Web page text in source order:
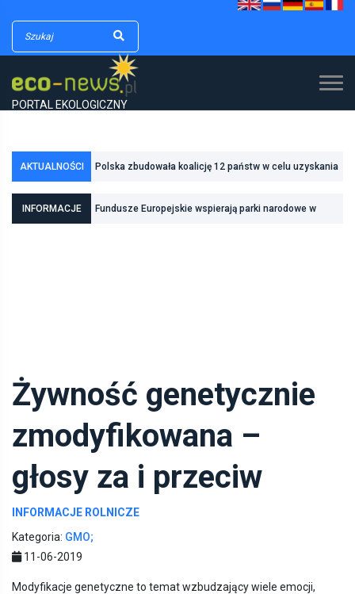
PORTAL EKOLOGICZNY
AKTUALNOŚCI
inwestycjom w zielono-niebieską infrastrukturę
energetyczną
INFORMACJE Fundusze Europejskie wspierają parki narodowe w
Żywność genetycznie
zmodyfikowana –
głosy za i przeciw
INFORMACJE ROLNICZE
Kategoria: GMO;
11-06-2019
Modyfikacje genetyczne to temat wzbudzający wiele emocji,